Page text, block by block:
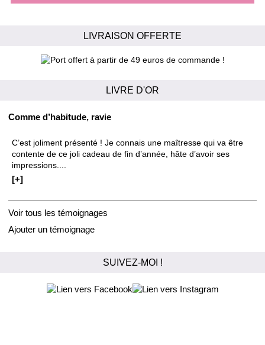
LIVRAISON OFFERTE
LIVRE D'OR
Comme d’habitude, ravie
C’est joliment présenté ! Je connais une maîtresse qui va être
contente de ce joli cadeau de fin d’année, hâte d’avoir ses
impressions....
[+]
Voir tous les témoignages
Ajouter un témoignage
SUIVEZ-MOI !